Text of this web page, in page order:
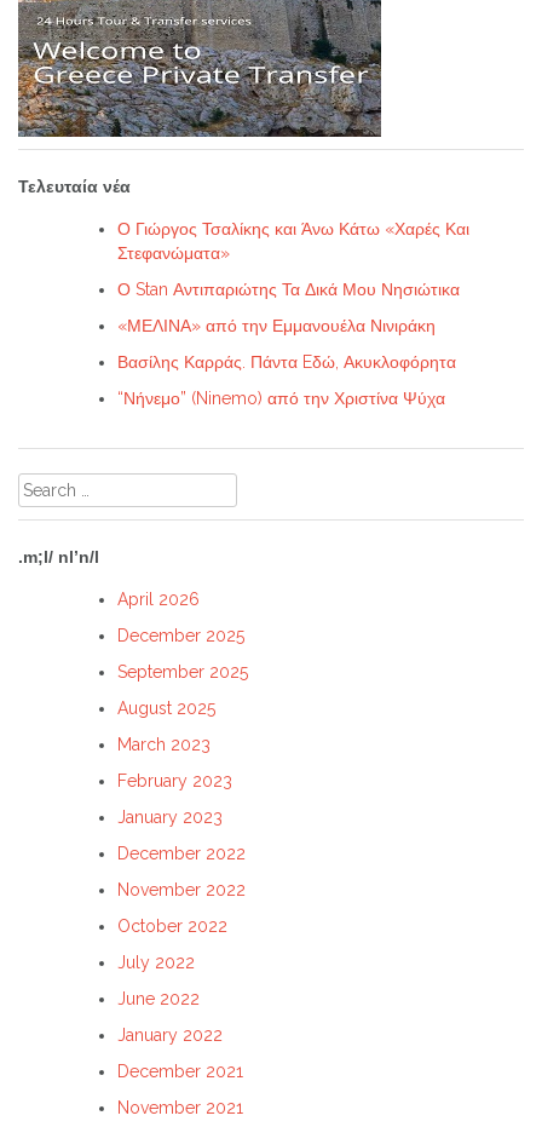
Τελευταία νέα
Ο Γιώργος Τσαλίκης και Άνω Κάτω «Χαρές Και
Στεφανώματα»
Ο Stan Αντιπαριώτης Τα Δικά Μου Νησιώτικα
«ΜΕΛΙΝΑ» από την Εμμανουέλα Νινιράκη
Βασίλης Καρράς. Πάντα Eδώ, Ακυκλοφόρητα
“Νήνεμο” (Ninemo) από την Χριστίνα Ψύχα
Search
for:
.m;l/ nl’n/l
April 2026
December 2025
September 2025
August 2025
March 2023
February 2023
January 2023
December 2022
November 2022
October 2022
July 2022
June 2022
January 2022
December 2021
November 2021